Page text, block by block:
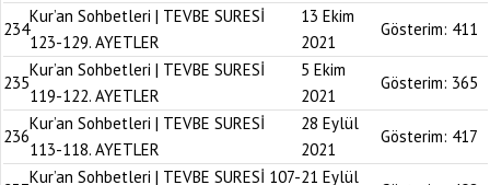
234
Kur’an Sohbetleri | TEVBE SURESİ
123-129. AYETLER
13 Ekim
2021
Gösterim: 411
235
Kur’an Sohbetleri | TEVBE SURESİ
119-122. AYETLER
5 Ekim
2021
Gösterim: 365
236
Kur’an Sohbetleri | TEVBE SURESİ
113-118. AYETLER
28 Eylül
2021
Gösterim: 417
Kur’an Sohbetleri | TEVBE SURESİ 107-21 Eylül